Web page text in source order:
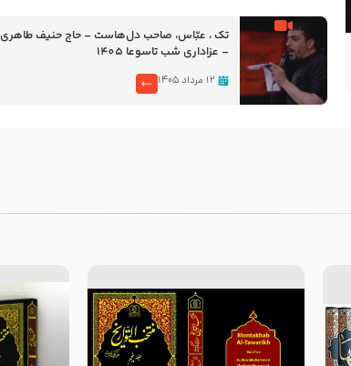
تک ، عبّاس، صاحب دل‌هاست – حاج حنیف طاهری
– عزاداری شب تاسوعا 1405
۱۲ مرداد ۱۴۰۵